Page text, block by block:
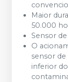
Maior
50.000
Sensor
O
sensor
inferior